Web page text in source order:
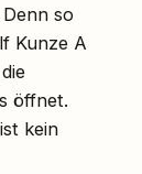
so
Kunze A
öffnet.
kein